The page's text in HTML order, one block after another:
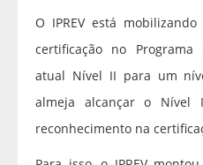
O IPREV está
certificação no Programa
atual Nível II para um
almeja alcançar o
reconhecimento na